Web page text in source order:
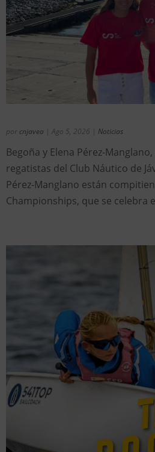
por cnjavea | Ago 5, 2026 | Noticias
Begoña y Elena Pérez-
regatistas del Club Náutico de
Pérez-Manglano están
Championships, que se celebra